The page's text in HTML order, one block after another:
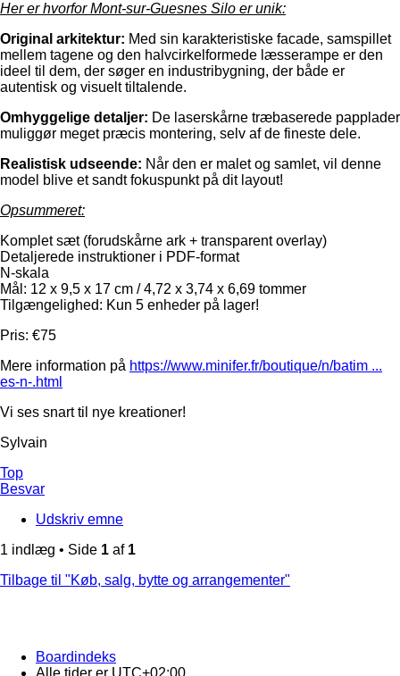
Her er hvorfor Mont-sur-Guesnes Silo er unik:
Original arkitektur: Med sin karakteristiske facade, samspillet
mellem tagene og den halvcirkelformede læsserampe er den
ideel til dem, der søger en industribygning, der både er
autentisk og visuelt tiltalende.
Omhyggelige detaljer: De laserskårne træbaserede papplader
muliggør meget præcis montering, selv af de fineste dele.
Realistisk udseende: Når den er malet og samlet, vil denne
model blive et sandt fokuspunkt på dit layout!
Opsummeret:
Komplet sæt (forudskårne ark + transparent overlay)
Detaljerede instruktioner i PDF-format
N-skala
Mål: 12 x 9,5 x 17 cm / 4,72 x 3,74 x 6,69 tommer
Tilgængelighed: Kun 5 enheder på lager!
Pris: €75
Mere information på https://www.minifer.fr/boutique/n/batim ...
es-n-.html
Vi ses snart til nye kreationer!
Sylvain
Top
Besvar
Udskriv emne
1 indlæg • Side 1 af 1
Tilbage til "Køb, salg, bytte og arrangementer"
Boardindeks